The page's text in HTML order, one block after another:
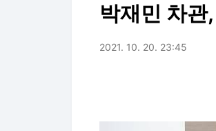
박재민 차
2021. 10. 20. 23:45